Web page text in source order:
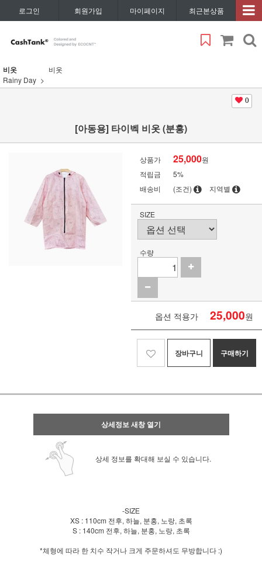
로그인 회원가입 마이페이지 최근본상품
비옷
Rainy Day
비옷
0
[아동용] 타이벡 비옷 (분홍)
상품가 25,000원
적립금
5%
배송비
(조건) 지역별
SIZE
수량
옵션 적용가 25,000원
장바구니 구매하기
상세정보 새창 열기
상세 정보를 확대해 보실 수 있습니다.
-SIZE
XS : 110cm 전후, 하늘, 분홍, 노랑, 초록
S : 140cm 전후, 하늘, 분홍, 노랑, 초록
*체형에 따라 한 치수 작거나 크게 주문하셔도 무방합니다 :)